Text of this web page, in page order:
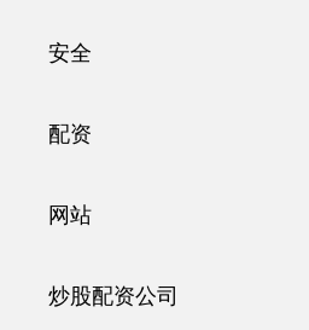
安全
配资
网站
炒股配资公司